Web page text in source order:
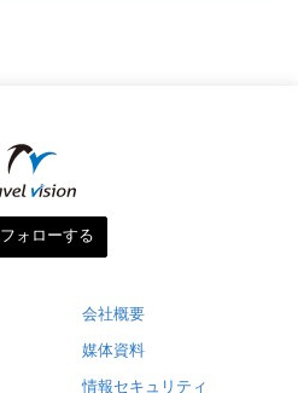
フォローする
会社概要
媒体資料
情報セキュリティ